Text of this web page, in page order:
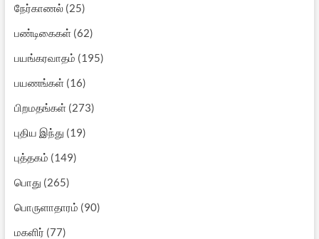
நேர்காணல்(25)
பண்டிகைகள்(62)
பயங்கரவாதம் (195)
பயணங்கள்(16)
பிறமதங்கள்(273)
புதிய இந்து (19)
புத்தகம் (149)
பொது (265)
பொருளாதாரம் (90)
மகளிர் (77)